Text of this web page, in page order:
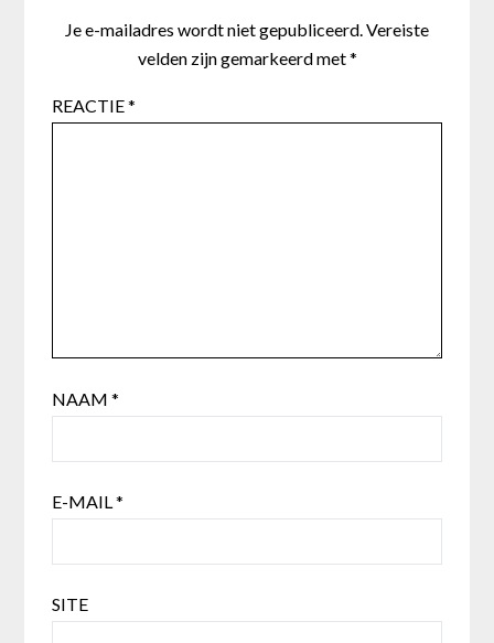
Je e-mailadres wordt niet gepubliceerd. Vereiste
velden zijn gemarkeerd met*
REACTIE*
NAAM*
E-MAIL*
SITE